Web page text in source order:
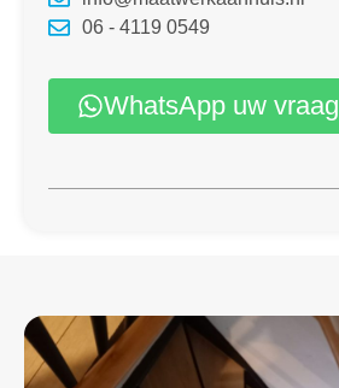
06 - 4119 0549
WhatsApp uw vraag